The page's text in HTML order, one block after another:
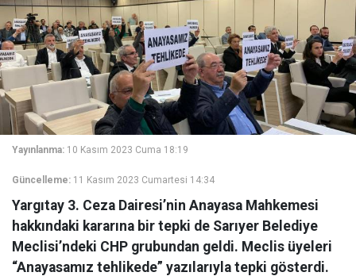
Yayınlanma: 10 Kasım 2023 Cuma 18:19
Güncelleme: 11 Kasım 2023 Cumartesi 14:34
Yargıtay 3. Ceza Dairesi’nin Anayasa Mahkemesi
hakkındaki kararına bir tepki de Sarıyer Belediye
Meclisi’ndeki CHP grubundan geldi. Meclis üyeleri
“Anayasamız tehlikede” yazılarıyla tepki gösterdi.